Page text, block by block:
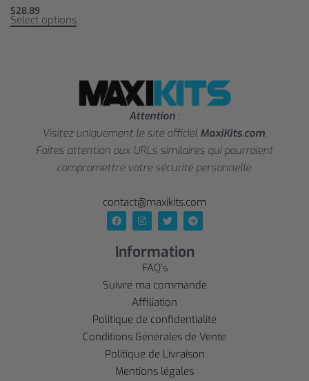
$28,89
Select options
Attention :
Visitez uniquement le site officiel MaxiKits.com.
Faites attention aux URLs similaires qui pourraient
compromettre votre sécurité personnelle.
contact@maxikits.com
Information
FAQ’s
Suivre ma commande
Affiliation
Politique de confidentialité
Conditions Générales de Vente
Politique de Livraison
Mentions légales